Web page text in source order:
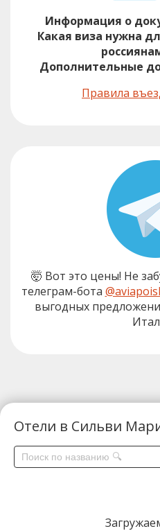
Информация о
Какая виза нужна
Дополнительные
Правила
🤯 Вот это цены! Не
телеграм-бота
выгодных
Отели в Сильви